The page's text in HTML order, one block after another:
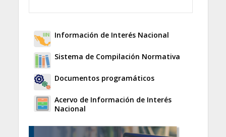
Información de Interés Nacional
Sistema de Compilación Normativa
Documentos programáticos
Acervo de Información de Interés
Nacional